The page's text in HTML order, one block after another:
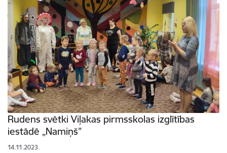
Rudens svētki Viļakas pirmsskolas izglītības
iestādē „Namiņš”
14.11.2023.